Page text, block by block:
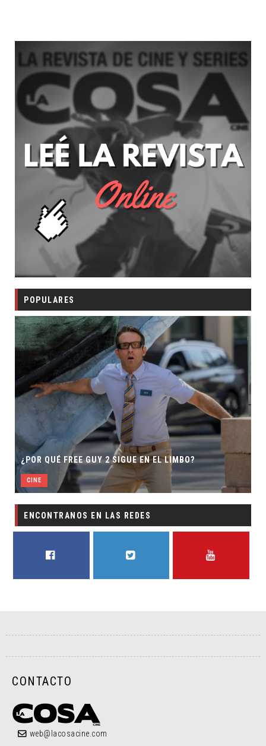
POPULARES
QUÉ FREE GUY 2 SIGUE EN EL LIMBO?
ENCONTRANOS EN LAS REDES
CONTACTO
web@lacosacine.com